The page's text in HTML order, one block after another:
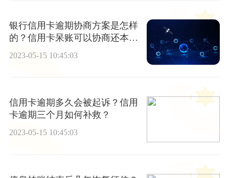
银行信用卡逾期协商方案是怎样
的？信用卡呆账可以协商还本金
2023-05-15 10:45:03
信用卡逾期多久会被起诉？信用
卡逾期三个月如何补救？
2023-05-15 10:45:03